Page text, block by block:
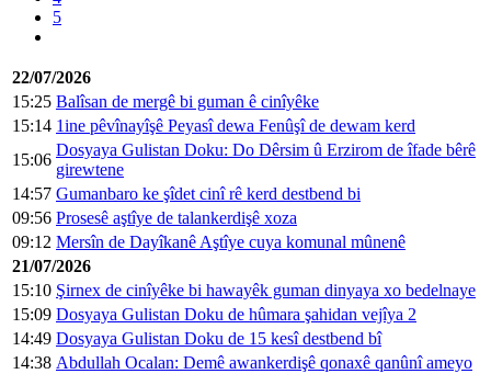
5
22/07/2026
15:25 Balîsan de mergê bi guman ê cinîyêke
15:14 1ine pêvînayîşê Peyasî dewa Fenûşî de dewam kerd
15:06
Dosyaya Gulistan Doku: Do Dêrsim û Erzirom de îfade bêrê
girewtene
14:57 Gumanbaro ke şîdet cinî rê kerd destbend bi
09:56 Prosesê aştîye de talankerdişê xoza
09:12 Mersîn de Dayîkanê Aştîye cuya komunal mûnenê
21/07/2026
15:10 Şirnex de cinîyêke bi hawayêk guman dinyaya xo bedelnaye
15:09 Dosyaya Gulistan Doku de hûmara şahidan vejîya 2
14:49 Dosyaya Gulistan Doku de 15 kesî destbend bî
14:38 Abdullah Ocalan: Demê awankerdişê qonaxê qanûnî ameyo